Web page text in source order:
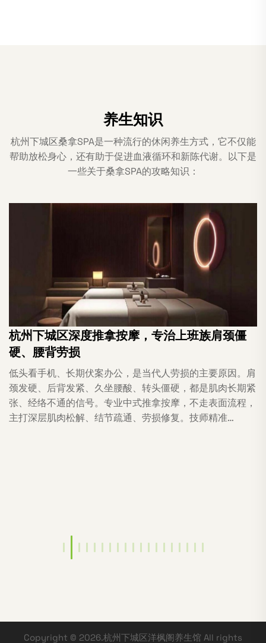
养生知识
杭州下城区桑拿SPA是一种流行的休闲养生方式，它不仅能
帮助放松身心，还有助于促进血液循环和新陈代谢。以下是
一些关于桑拿SPA的攻略知识：
杭州下城区深度推拿按摩，专治上班族肩颈僵
硬、腰背劳损
低头看手机、长期伏案办公，是当代人劳损的主要原因。肩
颈发硬、后背发紧、久坐腰酸、转头僵硬，都是肌肉长期紧
张、经络不通的信号。专业中式推拿按摩，不走表面流程，
主打深层肌肉松解、结节疏通、劳损修复。技师精准…
Copyright © 2026.杭州下城区洋枫阁养生馆 All rights